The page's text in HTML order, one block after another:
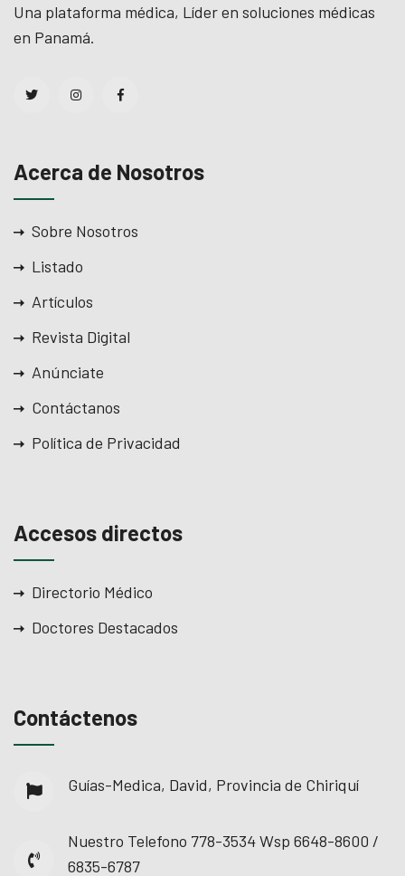
Una plataforma médica, Líder en soluciones médicas
en Panamá.
Acerca de Nosotros
Sobre Nosotros
Listado
Artículos
Revista Digital
Anúnciate
Contáctanos
Política de Privacidad
Accesos directos
Directorio Médico
Doctores Destacados
Contáctenos
Guías-Medica, David, Provincia de Chiriquí
Nuestro Telefono 778-3534 Wsp 6648-8600 /
6835-6787